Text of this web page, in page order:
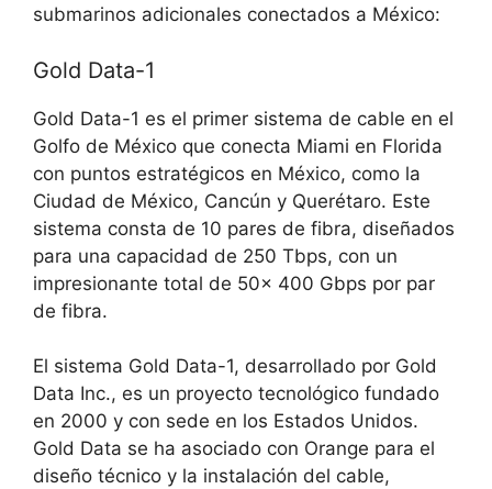
submarinos adicionales conectados a México:
Gold Data-1
Gold Data-1 es el primer sistema de cable en el
Golfo de México que conecta Miami en Florida
con puntos estratégicos en México, como la
Ciudad de México, Cancún y Querétaro. Este
sistema consta de 10 pares de fibra, diseñados
para una capacidad de 250 Tbps, con un
impresionante total de 50x 400 Gbps por par
de fibra.
El sistema Gold Data-1, desarrollado por Gold
Data Inc., es un proyecto tecnológico fundado
en 2000 y con sede en los Estados Unidos.
Gold Data se ha asociado con Orange para el
diseño técnico y la instalación del cable,